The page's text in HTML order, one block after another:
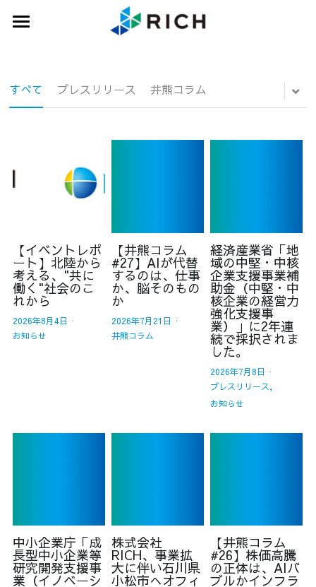
サービス
会社概要
お問い合わせ
すべて プレスリリース 井熊コラム
【イベントレポ
ート】北陸から
考える、"共に
働く"社会のこ
れから
2026年8月4日 ·
お知らせ
【井熊コラム
#27】AIが代替
するのは、仕事
か、脳そのもの
か
2026年7月21日 ·
井熊コラム
経済産業省「地
域の中堅・中核
企業支援事業補
助金（中堅・中
核企業の経営力
強化支援事
業）」に2年連
続で採択されま
した。
2026年7月8日 ·
プレスリリース,
お知らせ
中小企業庁「成
長型中小企業等
研究開発支援事
業（イノベーシ
株式会社
RICH、事業拡
大に伴い石川県
小松市へオフィ
【井熊コラム
#26】株価高騰
の正体は、AIバ
ブルかインフラ
ブログカテゴリー
企業インタビュー